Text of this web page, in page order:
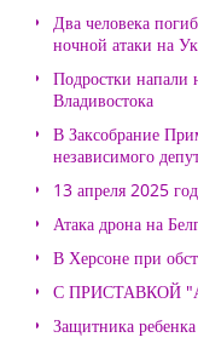
Два человека
ночной атаки на
Подростки напали
Владивостока
В Заксобрание
независимого
13 апреля 2025
Атака дрона на
В Херсоне при
С ПРИСТАВКОЙ
Защитника